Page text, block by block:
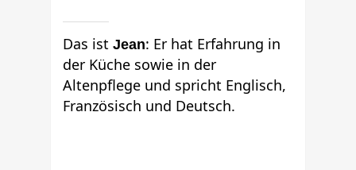
Das istJean: Er hat Erfahrung in
der Küche sowie in der
Altenpflege und spricht Englisch,
Französisch und Deutsch.